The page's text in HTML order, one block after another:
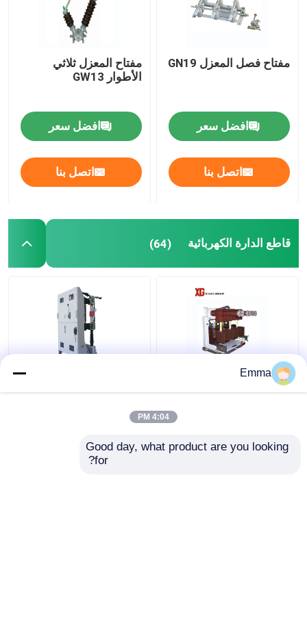
مفتاح فصل المعزل GN19
افضل سعر
اتصل بنا
مفتاح المعزل ثلاثي
الأطوار GW13
افضل سعر
اتصل بنا
قاطع الدارة الكهربائية (64)
قواطع دوائر الفراغ عالية
الجهد
افضل سعر
دوائر الفراغ
افضل سعر
Emma
4:04 PM
Good day, what product are you looking
for?